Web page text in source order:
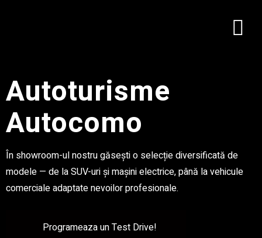
Autoturisme
Autocomo
În showroom-ul nostru găsești o selecție diversificată de
modele — de la SUV-uri și mașini electrice, până la vehicule
comerciale adaptate nevoilor profesionale.
Programeaza un Test Drive!